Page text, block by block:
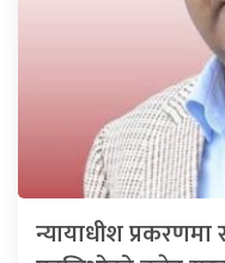
न्यायाधीश